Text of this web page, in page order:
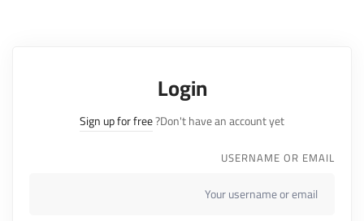
Login
Don't have an account yet?
Sign up for free
USERNAME OR EMAIL